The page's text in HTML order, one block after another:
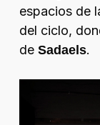
espacios de
del ciclo,
de Sadaels.